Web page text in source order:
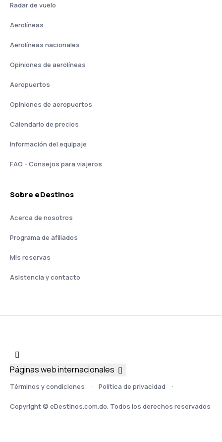
Radar de vuelo
Aerolíneas
Aerolíneas nacionales
Opiniones de aerolíneas
Aeropuertos
Opiniones de aeropuertos
Calendario de precios
Información del equipaje
FAQ - Consejos para viajeros
Sobre eDestinos
Acerca de nosotros
Programa de afiliados
Mis reservas
Asistencia y contacto
Términos y condiciones Política de privacidad
Copyright © eDestinos.com.do. Todos los derechos reservados
Páginas web internacionales